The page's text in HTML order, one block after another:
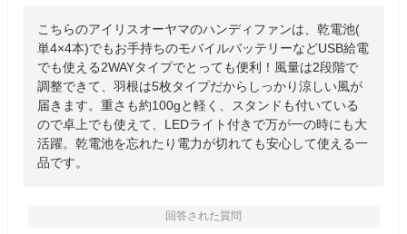
こちらのアイリスオーヤマのハンディファンは、乾電池(
単4×4本)でもお手持ちのモバイルバッテリーなどUSB給電
でも使える2WAYタイプでとっても便利！風量は2段階で
調整できて、羽根は5枚タイプだからしっかり涼しい風が
届きます。重さも約100gと軽く、スタンドも付いている
ので卓上でも使えて、LEDライト付きで万が一の時にも大
活躍。乾電池を忘れたり電力が切れても安心して使える一
品です。
回答された質問